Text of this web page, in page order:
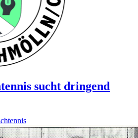
sucht dringend